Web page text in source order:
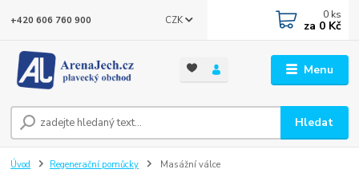
Menu
CZK
Hledat
+420 606 760 900 0 ks
za 0 Kč
Úvod Regenerační pomůcky Masážní válce